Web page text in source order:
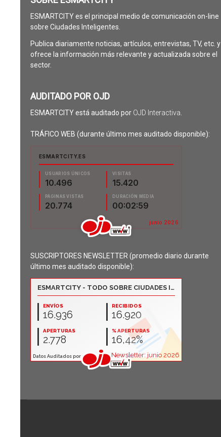
ESMARTCITY es el principal medio de comunicación on-line
sobre Ciudades Inteligentes.
Publica diariamente noticias, artículos, entrevistas, TV, etc. y
ofrece la información más relevante y actualizada sobre el
sector.
AUDITADO POR OJD
ESMARTCITY está auditado por OJD Interactiva
TRÁFICO WEB (durante último mes auditado disponible):
SUSCRIPTORES NEWSLETTER (promedio diario durante
último mes auditado disponible):